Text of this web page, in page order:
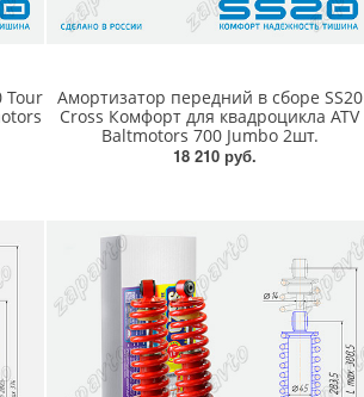
Tour
Амортизатор передний в сборе SS20
Cross Комфорт для квадроцикла ATV
Baltmotors 700 Jumbo 2шт.
18 210 руб.